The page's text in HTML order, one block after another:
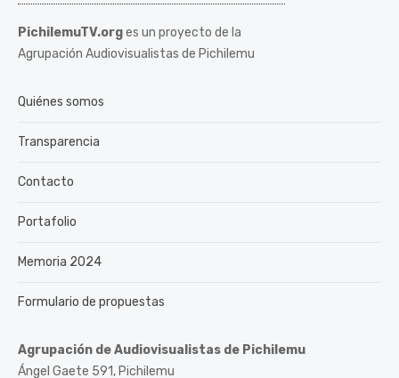
PichilemuTV.orges un proyecto de la
Agrupación Audiovisualistas de Pichilemu
Quiénes somos
Transparencia
Contacto
Portafolio
Memoria 2024
Formulario de propuestas
Agrupación de Audiovisualistas de Pichilemu
Ángel Gaete 591, Pichilemu